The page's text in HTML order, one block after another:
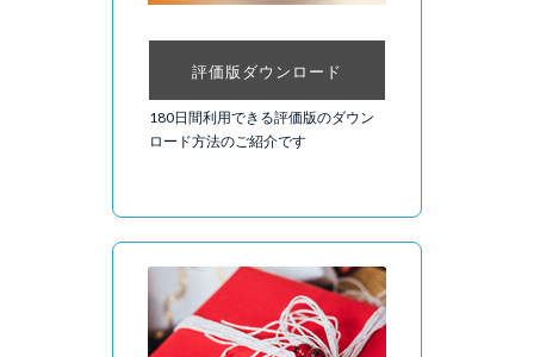
評価版ダウンロード
180日間利用できる評価版のダウン
ロード方法のご紹介です